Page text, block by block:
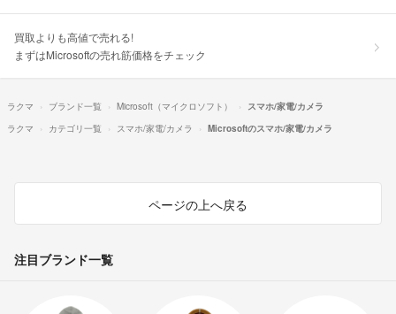
買取よりも高値で売れる!
まずはMicrosoftの売れ筋価格をチェック
ラクマ ブランド一覧 Microsoft（マイクロソフト）
スマホ/家電/カメラ
ラクマ
カテゴリ一覧 スマホ/家電/カメラ Microsoftのスマホ/家電/カメラ
ページの上へ戻る
注目ブランド一覧